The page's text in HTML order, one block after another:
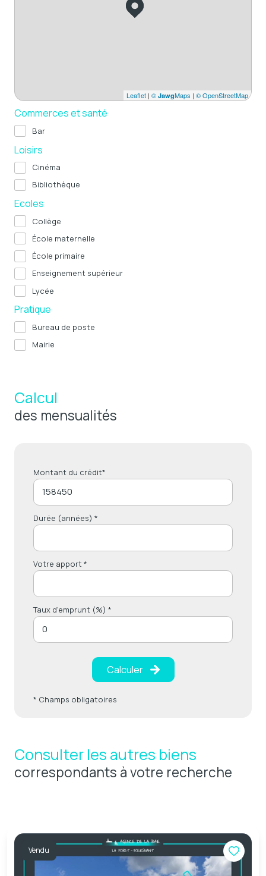
Leaflet | © JawgMaps | © OpenStreetMap
Commerces et santé
Bar
Loisirs
Cinéma
Bibliothèque
Ecoles
Collège
École maternelle
École primaire
Enseignement supérieur
Lycée
Pratique
Bureau de poste
Mairie
Calcul
des mensualités
Montant du crédit*
Durée (années) *
Votre apport *
Taux d'emprunt (%) *
Calculer
* Champs obligatoires
Consulter les autres biens
correspondants à votre recherche
Vendu